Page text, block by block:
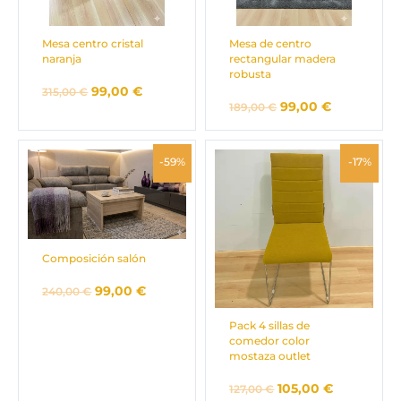
Mesa centro cristal
naranja
315,00€ 99,00€
Mesa de centro
rectangular madera
robusta
189,00€ 99,00€
-59%
Composición salón
240,00€
El
precio
original
era:
240,00 €.
99,00€
El
precio
actual
es:
99,00 €.
-17%
Pack 4 sillas de
comedor color
mostaza outlet
127,00€
El
original
era:
127,00 €.
105,00€
El
precio